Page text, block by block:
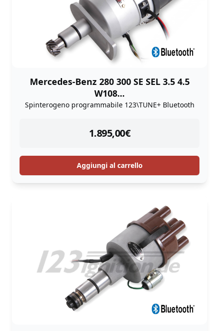
Mercedes-Benz 280 300 SE SEL 3.5 4.5
W108...
Spinterogeno programmabile 123\TUNE+ Bluetooth
1.895,00€
instock
Aggiungi al carrello